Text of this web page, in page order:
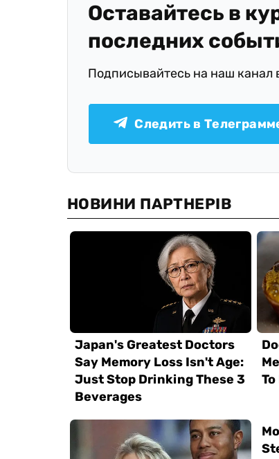
Оставайтесь в
последних
Подписывайтесь на наш канал
Следить в